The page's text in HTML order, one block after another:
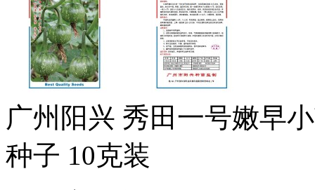
广州阳兴 秀田一号嫩早
种子 10克装